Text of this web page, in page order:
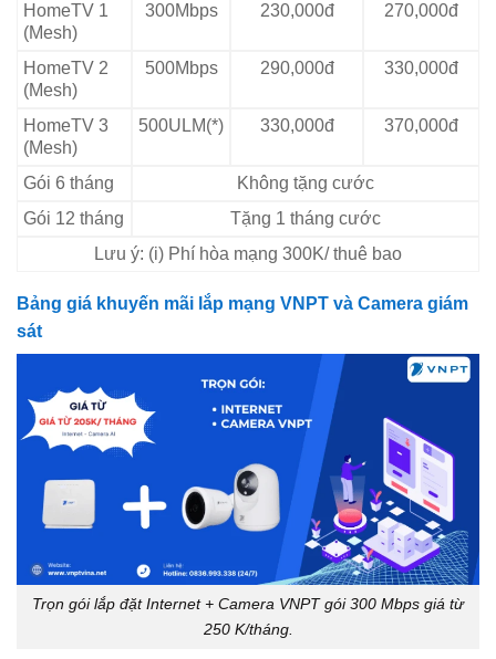
HomeTV 1
(Mesh)
300Mbps 230,000đ 270,000đ
HomeTV 2
(Mesh)
500Mbps 290,000đ 330,000đ
HomeTV 3
(Mesh)
500ULM(*) 330,000đ 370,000đ
Gói 6 tháng
Không tặng cước
Gói 12 tháng
Tặng 1 tháng cước
Lưu ý: (i) Phí hòa mạng 300K/ thuê bao
Bảng giá khuyến mãi lắp mạng VNPT và Camera giám
sát
Trọn gói lắp đặt Internet + Camera VNPT gói 300 Mbps giá từ
250 K/tháng.